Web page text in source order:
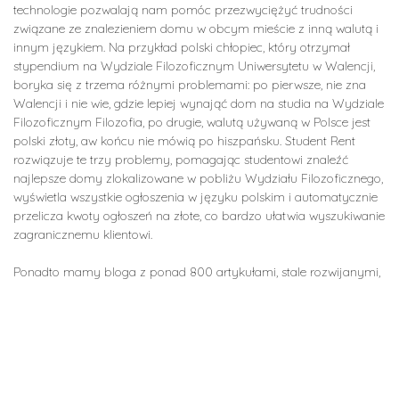
technologie pozwalają nam pomóc przezwyciężyć trudności
związane ze znalezieniem domu w obcym mieście z inną walutą i
innym językiem. Na przykład polski chłopiec, który otrzymał
stypendium na Wydziale Filozoficznym Uniwersytetu w Walencji,
boryka się z trzema różnymi problemami: po pierwsze, nie zna
Walencji i nie wie, gdzie lepiej wynająć dom na studia na Wydziale
Filozoficznym Filozofia, po drugie, walutą używaną w Polsce jest
polski złoty, aw końcu nie mówią po hiszpańsku. Student Rent
rozwiązuje te trzy problemy, pomagając studentowi znaleźć
najlepsze domy zlokalizowane w pobliżu Wydziału Filozoficznego,
wyświetla wszystkie ogłoszenia w języku polskim i automatycznie
przelicza kwoty ogłoszeń na złote, co bardzo ułatwia wyszukiwanie
zagranicznemu klientowi.
Ponadto mamy bloga z ponad 800 artykułami, stale rozwijanymi,